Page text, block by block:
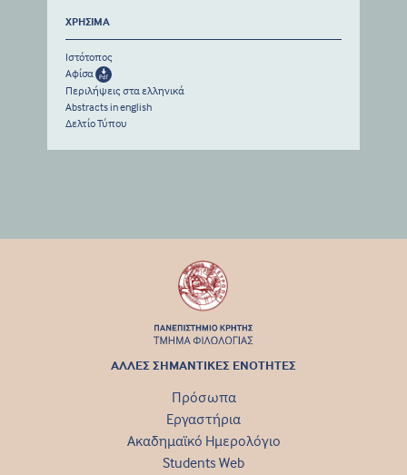
ΧΡΗΣΙΜΑ
Ιστότοπος
Αφίσα
Περιλήψεις στα ελληνικά
Abstracts in english
Δελτίο Τύπου
ΑΛΛΕΣ ΣΗΜΑΝΤΙΚΕΣ ΕΝΟΤΗΤΕΣ
Πρόσωπα
Εργαστήρια
Ακαδημαϊκό Ημερολόγιο
Students Web